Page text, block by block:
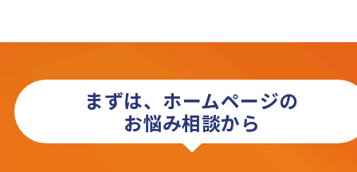
まずは、ホームページの
お悩み相談から